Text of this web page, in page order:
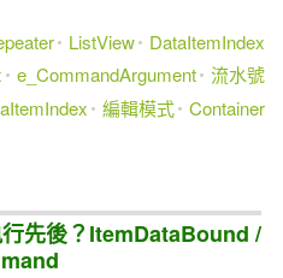
ListView
DataItemIndex
e_CommandArgument 流水號
編輯模式 Container
先後？ItemDataBound /